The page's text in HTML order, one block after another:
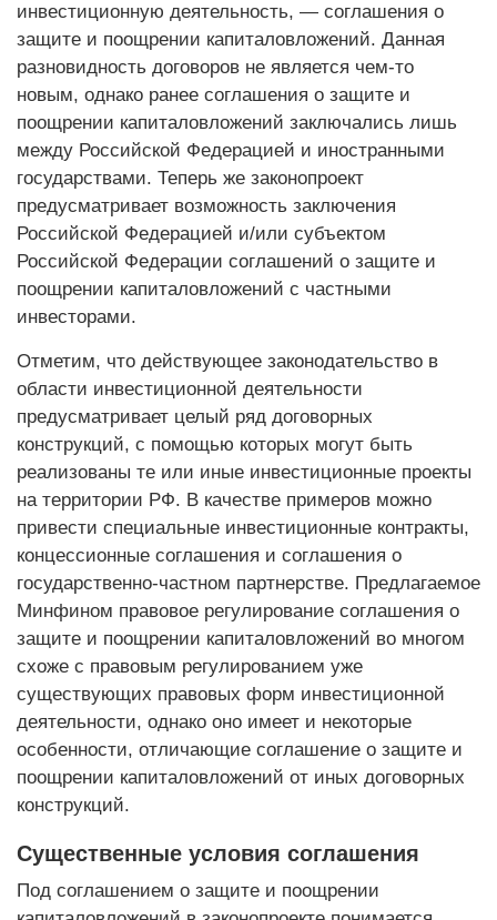
инвестиционную деятельность, — соглашения о
защите и поощрении капиталовложений. Данная
разновидность договоров не является чем-то
новым, однако ранее соглашения о защите и
поощрении капиталовложений заключались лишь
между Российской Федерацией и иностранными
государствами. Теперь же законопроект
предусматривает возможность заключения
Российской Федерацией и/или субъектом
Российской Федерации соглашений о защите и
поощрении капиталовложений с частными
инвесторами.
Отметим, что действующее законодательство в
области инвестиционной деятельности
предусматривает целый ряд договорных
конструкций, с помощью которых могут быть
реализованы те или иные инвестиционные проекты
на территории РФ. В качестве примеров можно
привести специальные инвестиционные контракты,
концессионные соглашения и соглашения о
государственно-частном партнерстве. Предлагаемое
Минфином правовое регулирование соглашения о
защите и поощрении капиталовложений во многом
схоже с правовым регулированием уже
существующих правовых форм инвестиционной
деятельности, однако оно имеет и некоторые
особенности, отличающие соглашение о защите и
поощрении капиталовложений от иных договорных
конструкций.
Существенные условия соглашения
Под соглашением о защите и поощрении